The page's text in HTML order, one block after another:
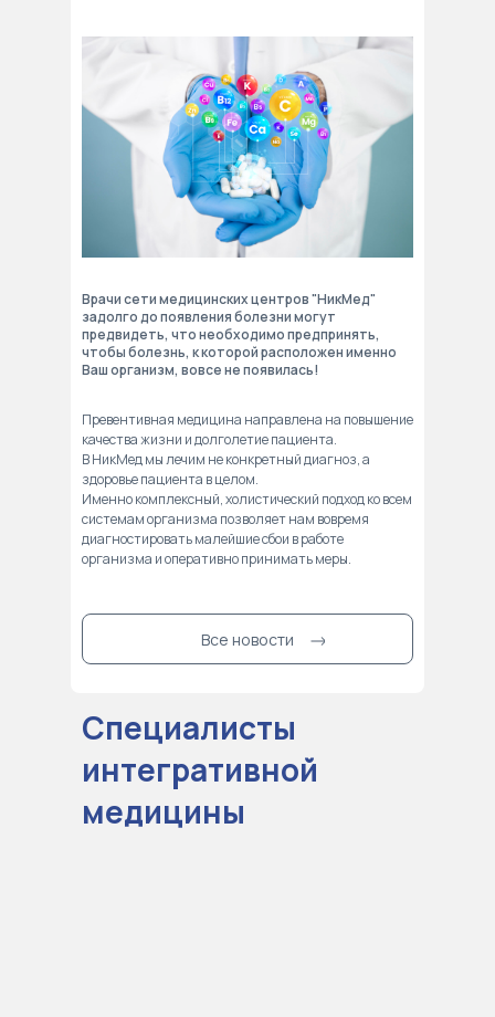
Врачи сети медицинских центров "НикМед"
задолго до появления болезни могут
предвидеть, что необходимо предпринять,
чтобы болезнь, к которой расположен именно
Ваш организм, вовсе не появилась!
Все новости
Превентивная медицина направлена на повышение
качества жизни и долголетие пациента.
В НикМед мы лечим не конкретный диагноз, а
здоровье пациента в целом.
Именно комплексный, холистический подход ко всем
системам организма позволяет нам вовремя
диагностировать малейшие сбои в работе
организма и оперативно принимать меры.
Специалисты
интегративной
медицины